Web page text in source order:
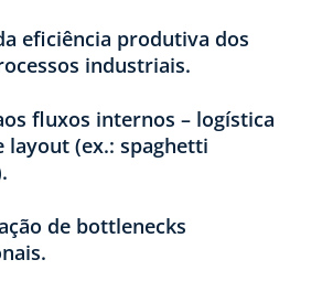
eficiência produtiva dos
industriais.
fluxos internos – logística
layout (ex.: spaghetti
de bottlenecks